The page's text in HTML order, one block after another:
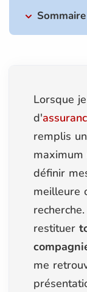
Sommaire
Lorsque
d'
remplis
définir
meilleure
restituer
me